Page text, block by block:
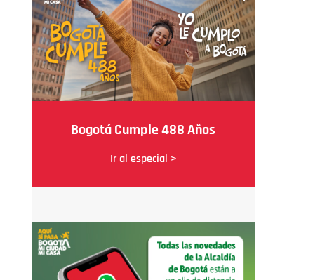
Bogotá Cumple 488 Años
Ir al especial >